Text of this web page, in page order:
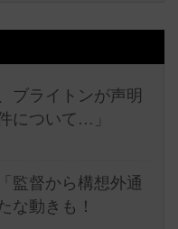
ブライトンが声明
について…」
監督から構想外通
な動きも！